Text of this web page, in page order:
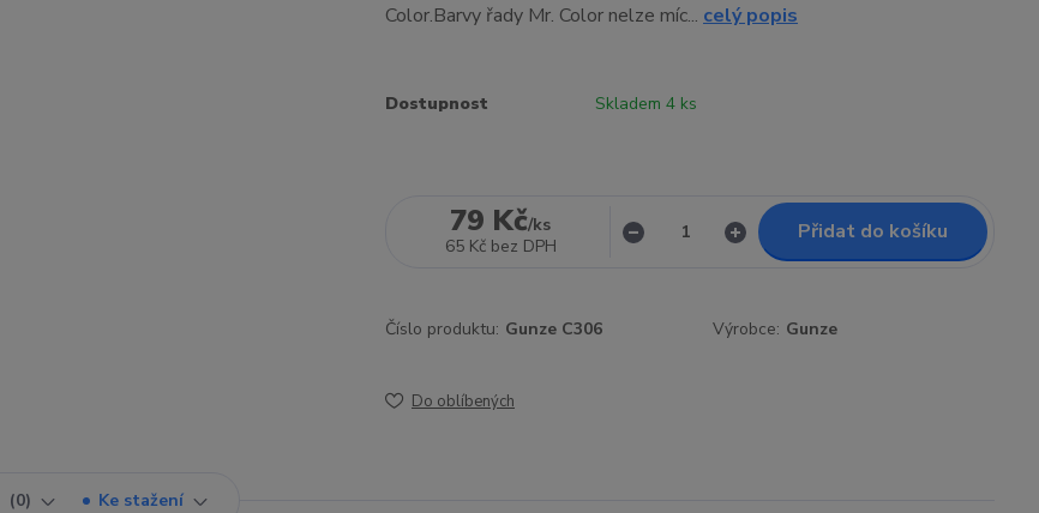
Color.Barvy řady Mr. Color nelze míc... celý popis
Dostupnost Skladem 4 ks
79 Kč/ks
65 Kč bez DPH
Přidat do košíku
Číslo produktu: Gunze C306 Výrobce: Gunze
Do oblíbených
0 Ke stažení